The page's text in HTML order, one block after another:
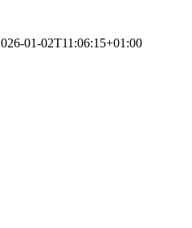
01-02T11:06:15+01:00